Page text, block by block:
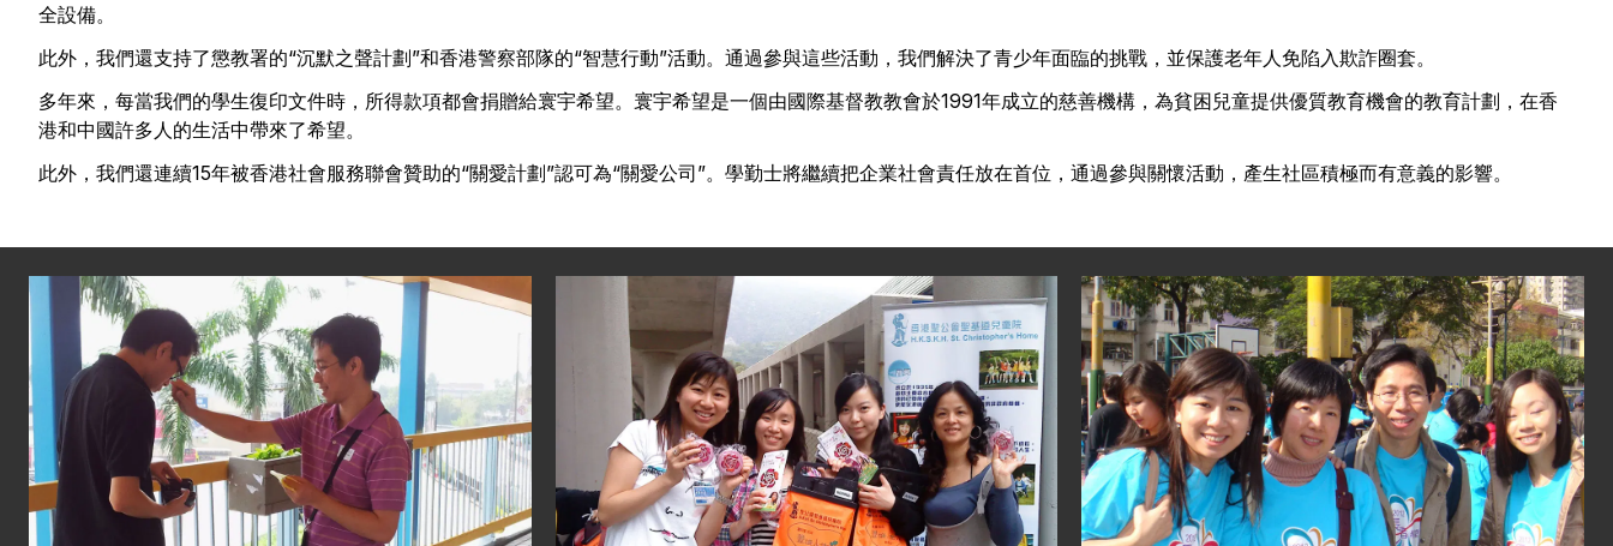
全設備。
此外，我們還支持了懲教署的“沉默之聲計劃”和香港警察部隊的“智慧行動”活動。通過參與這些活動，我們解決了青少年面臨的挑戰，並保護老年人免陷入欺詐圈套。
多年來，每當我們的學生復印文件時，所得款項都會捐贈給寰宇希望。寰宇希望是一個由國際基督教教會於1991年成立的慈善機構，為貧困兒童提供優質教育機會的教育計劃，在香
港和中國許多人的生活中帶來了希望。
此外，我們還連續15年被香港社會服務聯會贊助的“關愛計劃”認可為“關愛公司”。學勤士將繼續把企業社會責任放在首位，通過參與關懷活動，產生社區積極而有意義的影響。